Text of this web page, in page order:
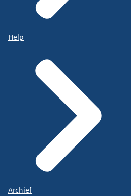
Help
Archief